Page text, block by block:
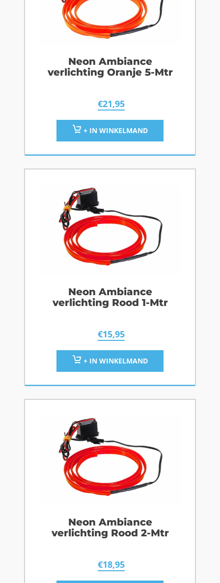
Neon Ambiance
verlichting Oranje 5-Mtr
€21,95
+ IN WINKELMAND
Neon Ambiance
verlichting Rood 1-Mtr
€15,95
+ IN WINKELMAND
Neon Ambiance
verlichting Rood 2-Mtr
€18,95